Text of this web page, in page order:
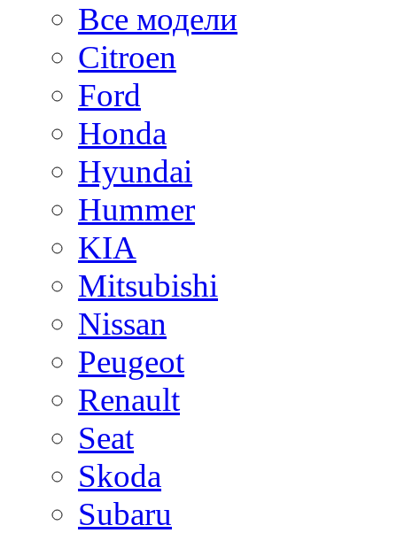
Все модели
Citroen
Ford
Honda
Hyundai
Hummer
KIA
Mitsubishi
Nissan
Peugeot
Renault
Seat
Skoda
Subaru